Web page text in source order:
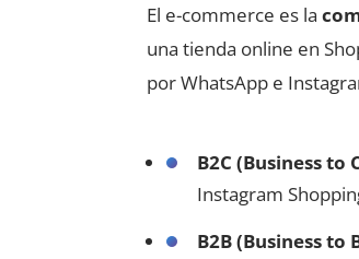
El e-commerce es la
una tienda online en
por WhatsApp e
B2C (Business to
Instagram
B2B (Business to